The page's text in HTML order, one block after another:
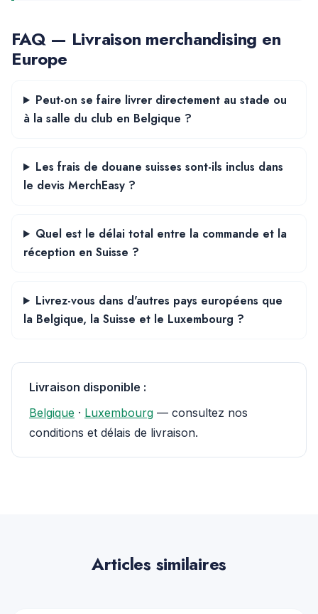
FAQ — Livraison merchandising en
Europe
Peut-on se faire livrer directement au stade ou
à la salle du club en Belgique ?
Les frais de douane suisses sont-ils inclus dans
le devis MerchEasy ?
Quel est le délai total entre la commande et la
réception en Suisse ?
Livrez-vous dans d'autres pays européens que
la Belgique, la Suisse et le Luxembourg ?
Livraison disponible :
Belgique · Luxembourg — consultez nos
conditions et délais de livraison.
Articles similaires